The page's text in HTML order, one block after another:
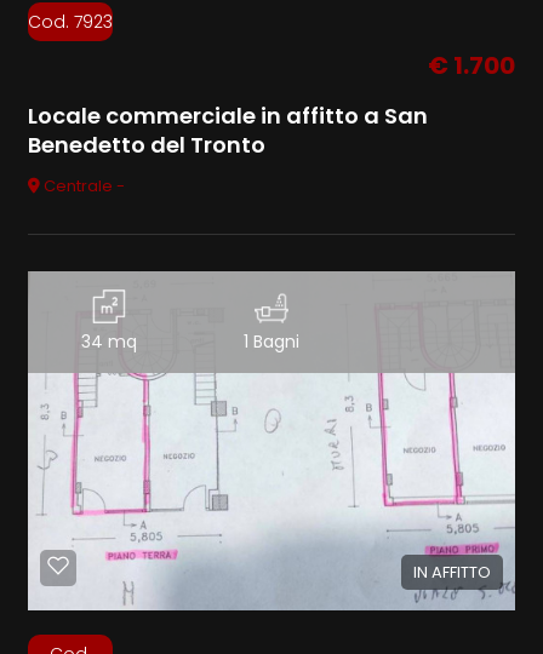
Cod. 7923
€ 1.700
Locale commerciale in affitto a San
Benedetto del Tronto
Centrale -
34 mq 1 Bagni
IN AFFITTO